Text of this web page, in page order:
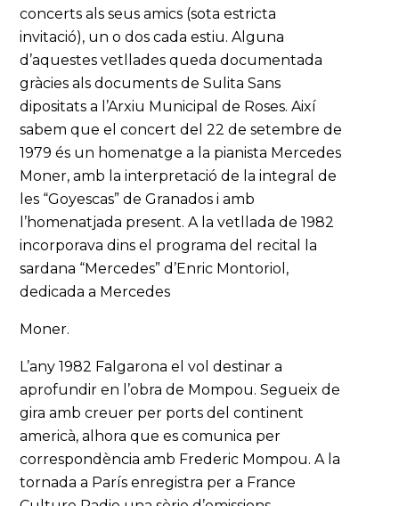
concerts als seus amics (sota estricta
invitació), un o dos cada estiu. Alguna
d’aquestes vetllades queda documentada
gràcies als documents de Sulita Sans
dipositats a l’Arxiu Municipal de Roses. Així
sabem que el concert del 22 de setembre de
1979 és un homenatge a la pianista Mercedes
Moner, amb la interpretació de la integral de
les “Goyescas” de Granados i amb
l’homenatjada present. A la vetllada de 1982
incorporava dins el programa del recital la
sardana “Mercedes” d’Enric Montoriol,
dedicada a Mercedes
Moner.
L’any 1982 Falgarona el vol destinar a
aprofundir en l’obra de Mompou. Segueix de
gira amb creuer per ports del continent
americà, alhora que es comunica per
correspondència amb Frederic Mompou. A la
tornada a París enregistra per a France